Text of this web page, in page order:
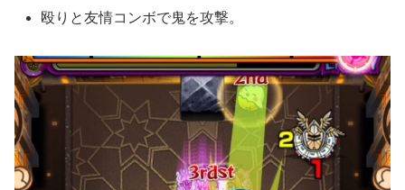
殴りと友情コンボで鬼を攻撃。